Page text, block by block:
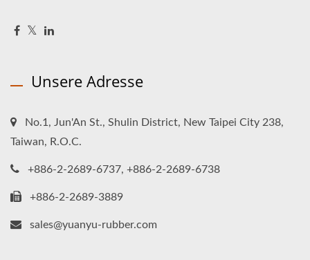
Unsere Adresse
No.1, Jun'An St., Shulin District, New Taipei City 238,
Taiwan, R.O.C.
+886-2-2689-6737, +886-2-2689-6738
+886-2-2689-3889
sales@yuanyu-rubber.com